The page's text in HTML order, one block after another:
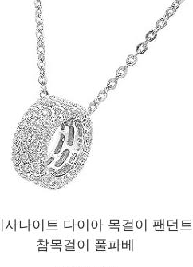
사나이트 다이아 목걸이 팬던트
참목걸이 풀파베